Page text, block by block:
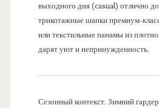
выходного дня (casual) отлично
трикотажные шапки премиум-
или текстильные панамы из
дарят уют и непринужденность.
Сезонный контекст. Зимний